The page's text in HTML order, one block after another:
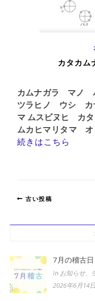
カタカ
カムナガラ マノ ハストヂノ トキオカシ ワ
ツラヒノ ウシ カ
マ ムスビヌヒ カ
ムカヒマリタマ
続きはこちら
古い投稿
7月の稽古日
In お知らせ、
2026年6月14